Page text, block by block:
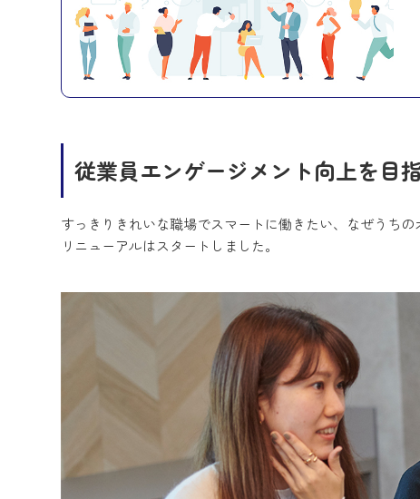
従業員エンゲージメント向上を目
すっきりきれいな職場でスマートに働きたい、なぜうち
リニューアルはスタートしました。